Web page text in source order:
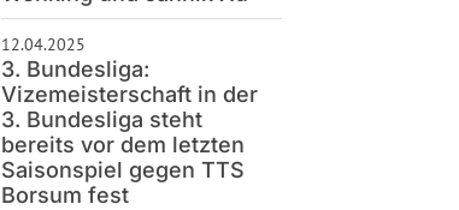
12.04.2025
3. Bundesliga:
Vizemeisterschaft in der
3. Bundesliga steht
bereits vor dem letzten
Saisonspiel gegen TTS
Borsum fest